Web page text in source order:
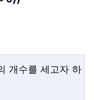
개수를 세고자 하